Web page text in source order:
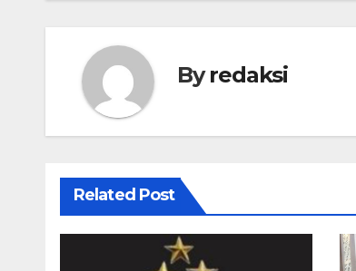
Byredaksi
Related Post